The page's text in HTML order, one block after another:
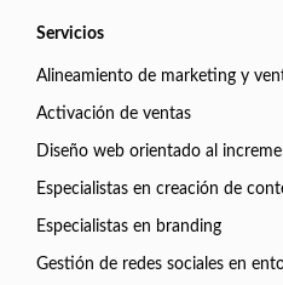
Servicios
Alineamiento de marketing y
Activación de ventas
Diseño web orientado al
Especialistas en creación de
Especialistas en branding
Gestión de redes sociales en